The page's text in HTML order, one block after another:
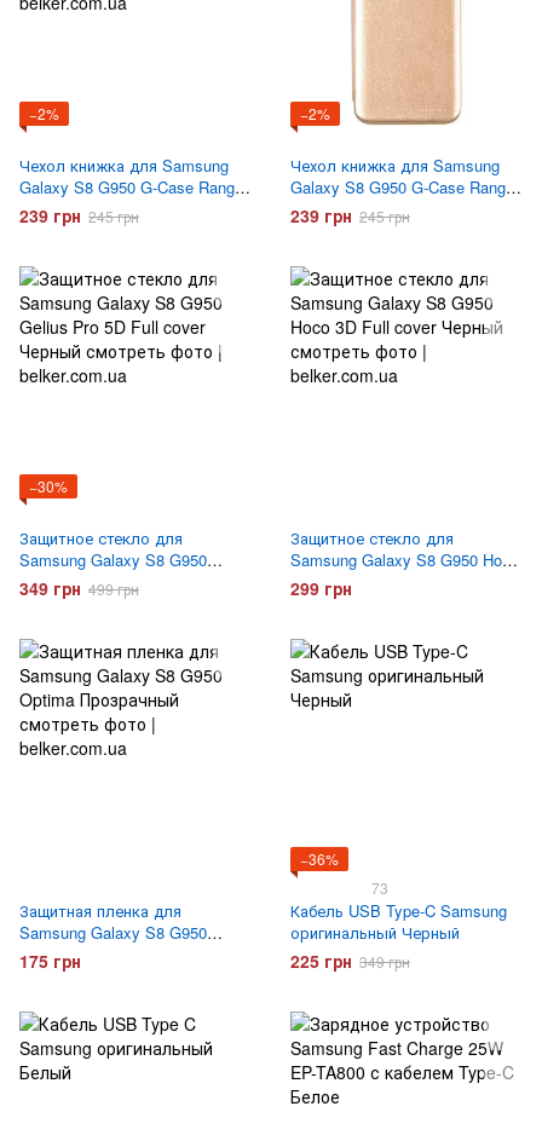
−2%
Чехол книжка для Samsung
Galaxy S8 G950 G-Case Ranger
Черный
239 грн 245 грн
−2%
Чехол книжка для Samsung
Galaxy S8 G950 G-Case Ranger
Золотой
239 грн 245 грн
−30%
Защитное стекло для
Samsung Galaxy S8 G950
Gelius Pro 5D Full cover Черное
349 грн 499 грн
Защитное стекло для
Samsung Galaxy S8 G950 Hoco
3D Full cover Черное
299 грн
Защитная пленка для
Samsung Galaxy S8 G950
Optima
175 грн
−36%
73
Кабель USB Type-C Samsung
оригинальный Черный
225 грн 349 грн